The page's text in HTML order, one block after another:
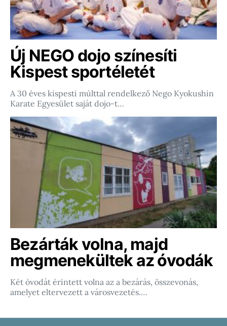
Új NEGO dojo színesíti
Kispest sportéletét
A 30 éves kispesti múlttal rendelkező Nego Kyokushin
Karate Egyesület saját dojo-t…
Bezárták volna, majd
megmenekültek az óvodák
Két óvodát érintett volna az a bezárás, összevonás,
amelyet eltervezett a városvezetés.…